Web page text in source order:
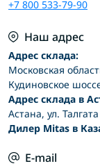
+7 800 533-79-90
Наш адрес
Адрес склада:
Московская
Кудиновское
Адрес склада в
Астана, ул.
Дилер Mitas в
E-mail